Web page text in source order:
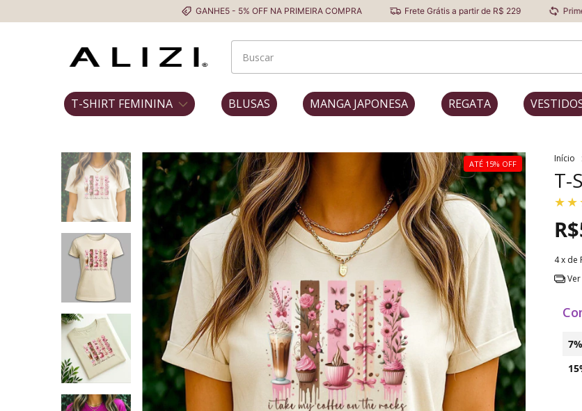
GANHE5 - 5% OFF NA PRIMEIRA COMPRA Frete Grátis a partir de R$ 229 Primeira Troca
T-SHIRT FEMININA BLUSAS MANGA JAPONESA REGATA
ATÉ 15% OFF Início
T-
4x de
Ver